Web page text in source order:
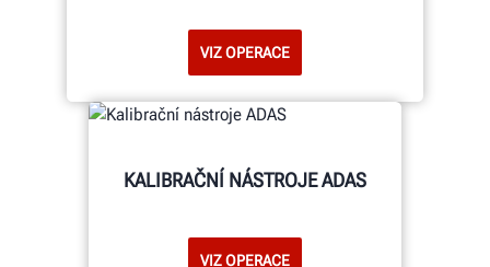
VIZ OPERACE
KALIBRAČNÍ NÁSTROJE ADAS
VIZ OPERACE